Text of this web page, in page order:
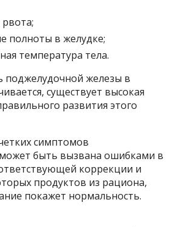
полноты в желудке;
температура тела.
поджелудочной железы в
существует высокая
развития этого
симптомов
может быть вызвана ошибками в
коррекции и
продуктов из рациона,
покажет нормальность.